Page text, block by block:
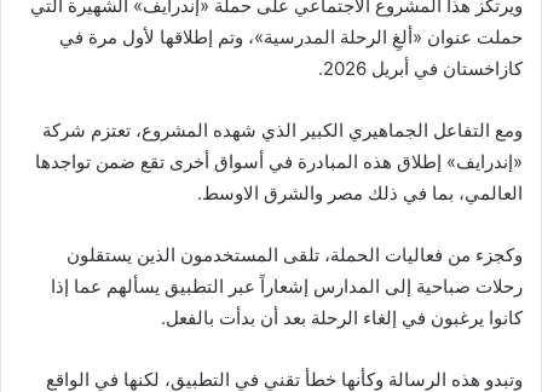
ويرتكز هذا المشروع الاجتماعي على حملة «إندرايف» الشهيرة التي
حملت عنوان «ألغِ الرحلة المدرسية»، وتم إطلاقها لأول مرة في
كازاخستان في أبريل 2026.
ومع التفاعل الجماهيري الكبير الذي شهده المشروع، تعتزم شركة
«إندرايف» إطلاق هذه المبادرة في أسواق أخرى تقع ضمن تواجدها
العالمي، بما في ذلك مصر والشرق الاوسط.
وكجزء من فعاليات الحملة، تلقى المستخدمون الذين يستقلون
رحلات صباحية إلى المدارس إشعاراً عبر التطبيق يسألهم عما إذا
كانوا يرغبون في إلغاء الرحلة بعد أن بدأت بالفعل.
وتبدو هذه الرسالة وكأنها خطأ تقني في التطبيق، لكنها في الواقع